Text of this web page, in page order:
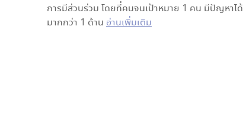
การมีส่วนร่วม โดยที่คนจนเป้าหมาย 1 คน มีปัญหาได้
มากกว่า 1 ด้าน อ่านเพิ่มเติม